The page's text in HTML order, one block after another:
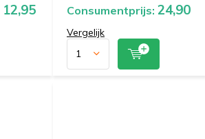
12,95 Consumentprijs: 24,90
Vergelijk